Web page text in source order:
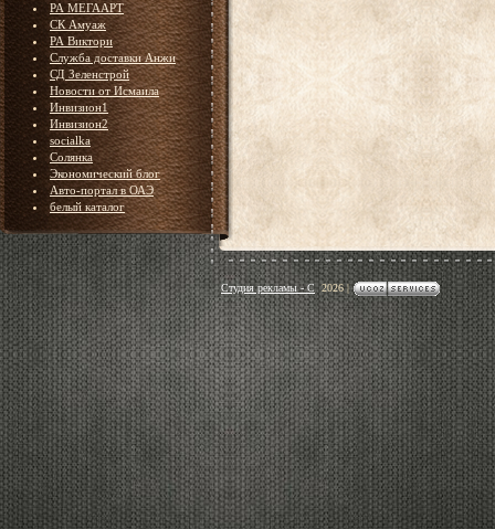
РА МЕГААРТ
СК Амуаж
РА Виктори
Служба доставки Анжи
СД Зеленстрой
Новости от Исмаила
Инвизион1
Инвизион2
socialka
Солянка
Экономический блог
Авто-портал в ОАЭ
белый каталог
Студия рекламы - С2026|